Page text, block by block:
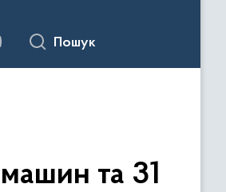
Пошук
та 31